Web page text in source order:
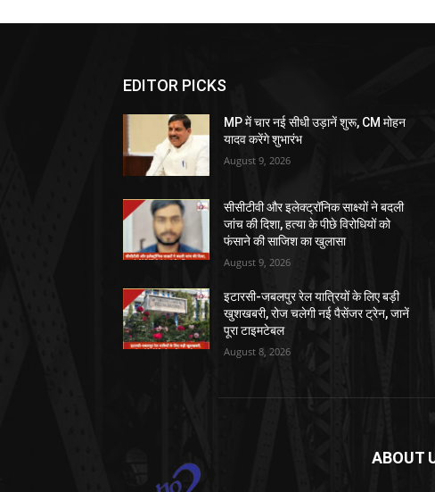
EDITOR PICKS
MP में चार नई सीधी उड़ानें शुरू, CM मोहन
यादव करेंगे शुभारंभ
August 9, 2026
सीसीटीवी और इलेक्ट्रॉनिक साक्ष्यों ने बदली
जांच की दिशा, हत्या के पीछे विरोधियों को
फंसाने की साजिश का खुलासा
August 9, 2026
इटारसी-जबलपुर रेल यात्रियों के लिए बड़ी
खुशखबरी, रोज चलेगी नई पैसेंजर ट्रेन, जानें
पूरा टाइमटेबल
August 8, 2026
ABOUT